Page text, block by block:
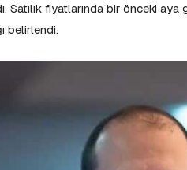
Satılık fiyatlarında bir önceki
belirlendi.